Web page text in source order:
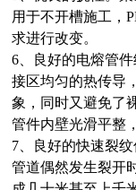
用于不开槽施工，
求进行改变。
6、 良好的电熔管
接区均匀的热传导
象，同时又避免了
管件内壁光滑平整
7、 良好的快速裂
管道偶然发生裂开